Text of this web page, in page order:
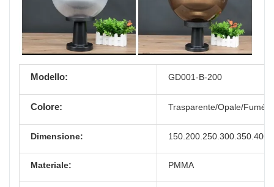
Modello: GD001-B-200
Colore: Trasparente/Opale/Fumé/
Dimensione:
Materiale: PMMA